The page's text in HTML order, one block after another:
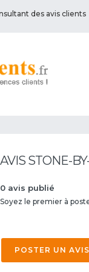
des avis clients
AVIS STONE-
0 avis publié
Soyez le premier à
POSTER UN